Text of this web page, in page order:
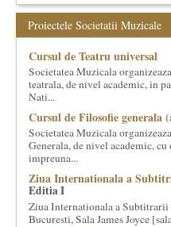
inceput cu muzica clasica - si de
dezvoltam proiecte si in alte
Facem management cultural,
proprii sau preluate, modele si
cultural si consultanta.
evenimente culturale, private
cultura generala muzicala,
Cuvinte in plus despre proiect,
cei care il finantateaza sunt in
Proiectele Societatii Muzicale
Cursul de Teatru universal
Societatea Muzicala
teatrala, de nivel academic, in
Nati...
Cursul de Filosofie generala
Societatea Muzicala
Generala, de nivel academic,
impreuna...
Ziua Internationala a
Editia I
Ziua Internationala a
Bucuresti, Sala James Joyce